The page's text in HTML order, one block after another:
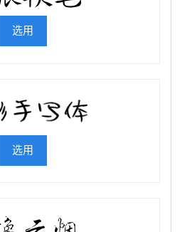
选用
选用